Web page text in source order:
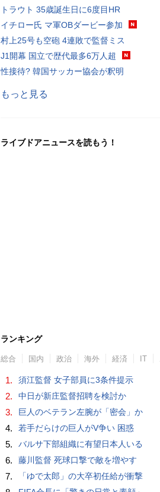
トラウト 35歳誕生日に6度目HR
イチロー氏 マ軍OBダービー参加
村上25号も空砲 4連敗で監督ミス
J1開幕 国立で歴代最多6万人超
性接待? 韓国サッカー協会が釈明
もっと見る
ライブドアニュースを読もう！
ランキング
総合 国内 政治 海外 経済 IT
1. 須江監督 女子部員に3条件提示
2. 中日が新庄監督招聘を検討か
3. 巨人のベテラン左腕が「密会」か
4. 若手だらけの巨人がV争い 困惑
5. バルサ下部組織に有望日本人いる
6. 藤川監督 死球口撃で敵を増やす
7. 「ゆで太郎」の大卒初任給が衝撃